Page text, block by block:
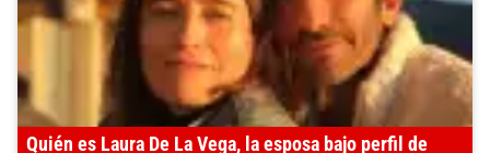
Quién es Laura De La Vega, la esposa bajo perfil de